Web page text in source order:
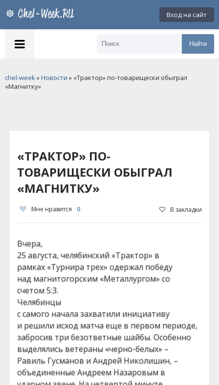
Вход на сайт
Найти
chel-week»Новости » «Трактор» по-товарищески обыграл
«Магнитку»
«ТРАКТОР» ПО-
ТОВАРИЩЕСКИ ОБЫГРАЛ
«МАГНИТКУ»
Мне нравится 0 В закладки
Вчера,
25 августа, челябинский «Трактор» в
рамках «Турнира трех» одержал победу
над магнитогорским «Металлургом» со
счетом 5:3.
Челябинцы
с самого начала захватили инициативу
и решили исход матча еще в первом периоде,
забросив три безответные шайбы. Особенно
выделялись ветераны «черно-белых» –
Равиль Гусманов и Андрей Николишин, –
объединенные Андреем Назаровым в